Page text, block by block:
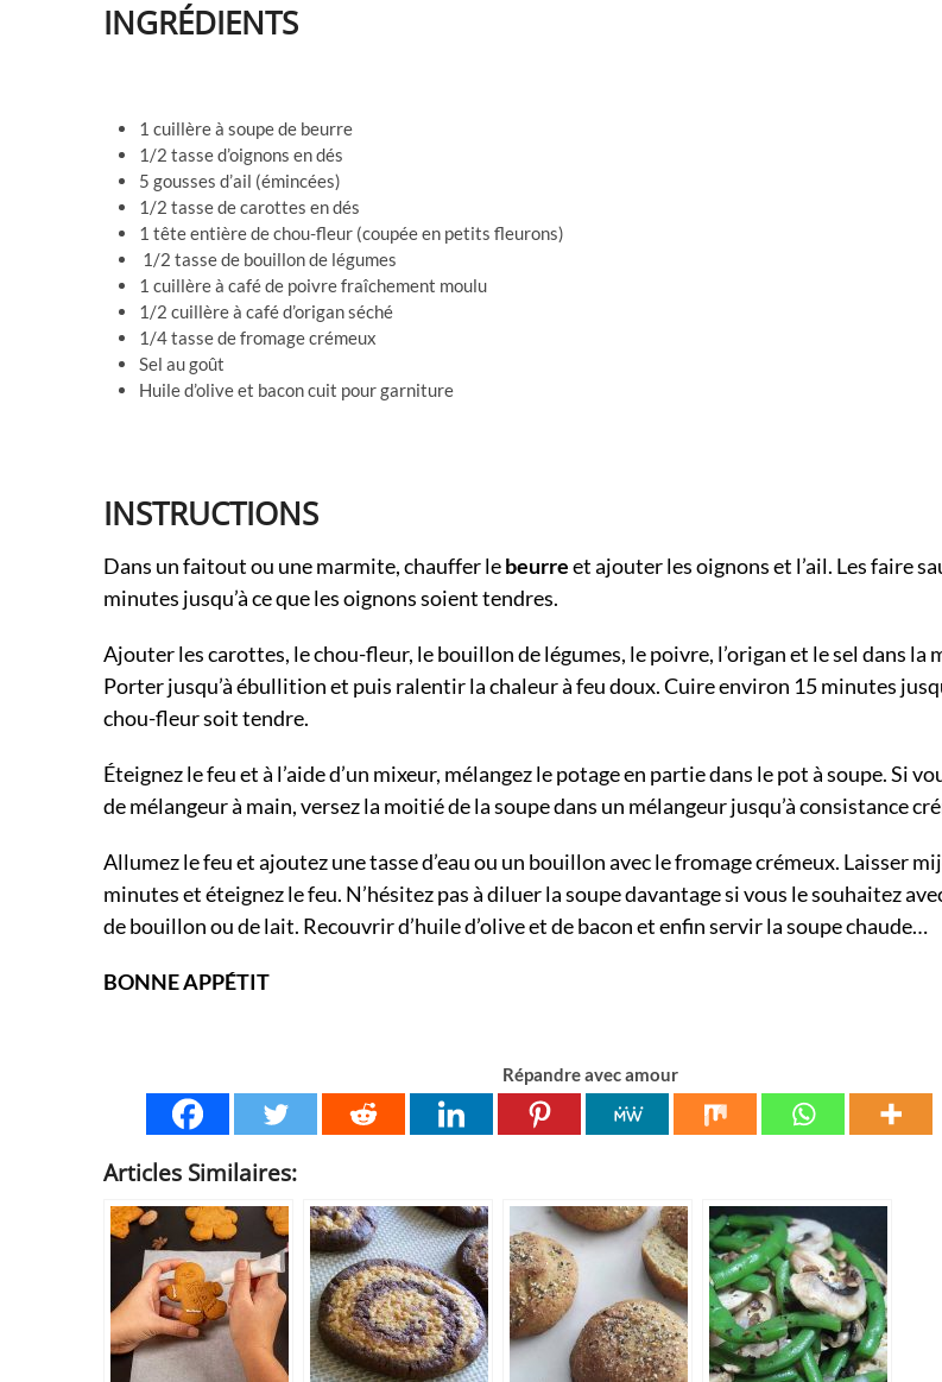
INGRÉDIENTS
1 cuillère à soupe de beurre
1/2 tasse d’oignons en dés
5 gousses d’ail (émincées)
1/2 tasse de carottes en dés
1 tête entière de chou-fleur (coupée en petits fleurons)
1/2 tasse de bouillon de légumes
1 cuillère à café de poivre fraîchement moulu
1/2 cuillère à café d’origan séché
1/4 tasse de fromage crémeux
Sel au goût
Huile d’olive et bacon cuit pour garniture
INSTRUCTIONS
Dans un faitout ou une marmite, chauffer lebeurreet ajouter les oignons et l’ail. Les faire
minutes jusqu’à ce que les oignons soient tendres.
Ajouter les carottes, le chou-fleur, le bouillon de légumes, le poivre, l’origan et le sel dans la
Porter jusqu’à ébullition et puis ralentir la chaleur à feu doux. Cuire environ 15 minutes
chou-fleur soit tendre.
Éteignez le feu et à l’aide d’un mixeur, mélangez le potage en partie dans le pot à soupe. Si
de mélangeur à main, versez la moitié de la soupe dans un mélangeur jusqu’à consistance
Allumez le feu et ajoutez une tasse d’eau ou un bouillon avec le fromage crémeux. Laisser
minutes et éteignez le feu. N’hésitez pas à diluer la soupe davantage si vous le souhaitez
de bouillon ou de lait. Recouvrir d’huile d’olive et de bacon et enfin servir la soupe chaude…
BONNE APPÉTIT
Répandre avec amour
Articles Similaires: